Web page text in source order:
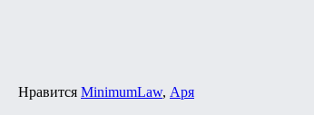
Нравится MinimumLaw, Аря